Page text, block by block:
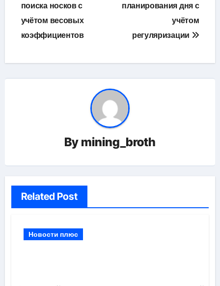
поиска носков с
учётом весовых
коэффициентов
планирования дня с
учётом
регуляризации
By mining_broth
Related Post
Новости плюс